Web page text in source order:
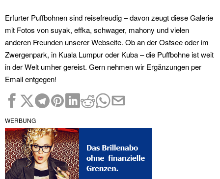
Erfurter Puffbohnen sind reisefreudig – davon zeugt diese Galerie
mit Fotos von suyak, effka, schwager, mahony und vielen
anderen Freunden unserer Webseite. Ob an der Ostsee oder im
Zwergenpark, in Kuala Lumpur oder Kuba – die Puffbohne ist weit
in der Welt umher gereist. Gern nehmen wir Ergänzungen per
Email entgegen!
WERBUNG